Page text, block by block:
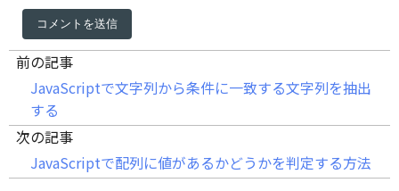
前の記事
JavaScriptで文字列から条件に一致する文字列を抽出
する
次の記事
JavaScriptで配列に値があるかどうかを判定する方法